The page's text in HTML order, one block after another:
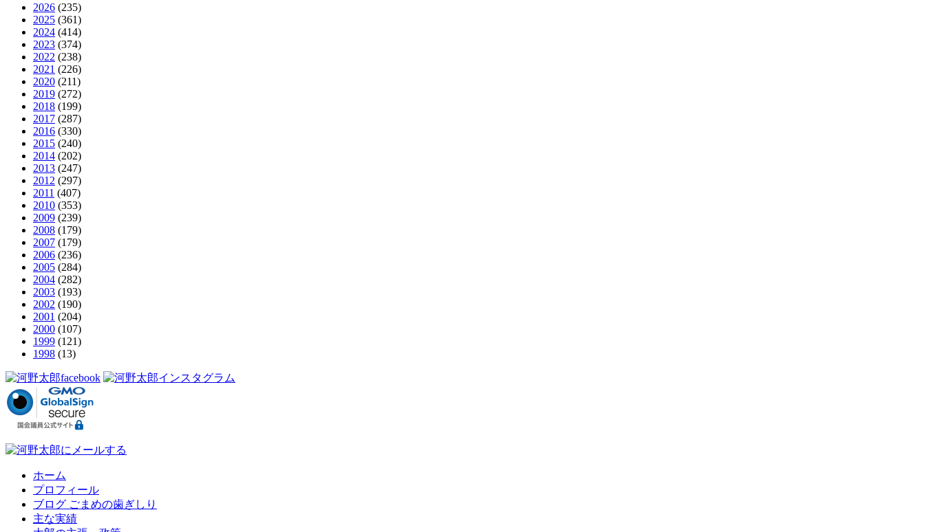
2026 (235)
2025 (361)
2024 (414)
2023 (374)
2022 (238)
2021 (226)
2020 (211)
2019 (272)
2018 (199)
2017 (287)
2016 (330)
2015 (240)
2014 (202)
2013 (247)
2012 (297)
2011 (407)
2010 (353)
2009 (239)
2008 (179)
2007 (179)
2006 (236)
2005 (284)
2004 (282)
2003 (193)
2002 (190)
2001 (204)
2000 (107)
1999 (121)
1998 (13)
ホーム
プロフィール
ブログ ごまめの歯ぎしり
主な実績